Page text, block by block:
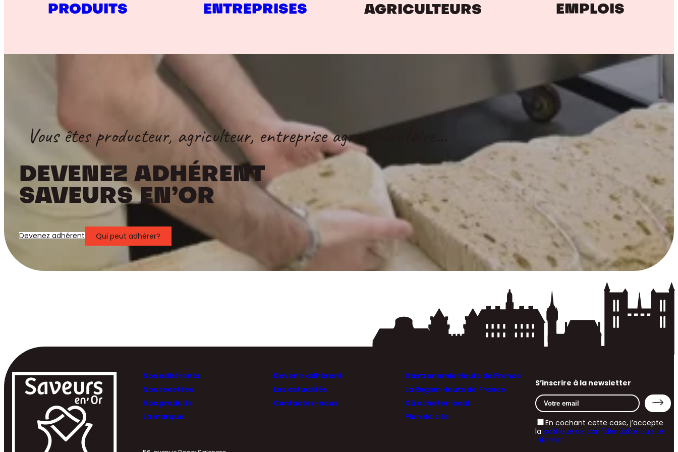
PRODUITS ENTREPRISES AGRICULTEURS EMPLOIS
Vous êtes producteur, agriculteur, entreprise agroalimentaire…
DEVENEZ ADHÉRENT
SAVEURS EN’OR
Devenez adhérent Qui peut adhérer?
Nos adhérents
Nos recettes
Nos produits
La marque
Devenir adhérent
Les actualités
Contactez-nous
Gastronomie Hauts de France
La Région Hauts de France
Où acheter local
Plan de site
S’inscrire à la newsletter
En cochant cette case, j’accepte
la politique de confidentialité du site
internet